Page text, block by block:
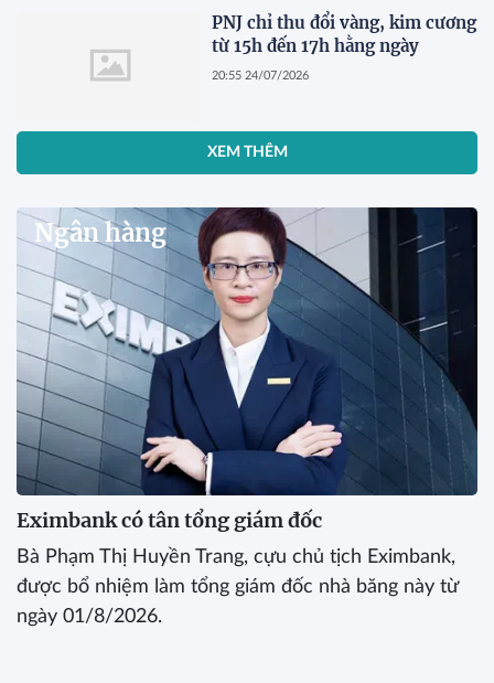
PNJ chỉ thu đổi vàng, kim cương
từ 15h đến 17h hằng ngày
20:55 24/07/2026
XEM THÊM
Ngân hàng
Eximbank có tân tổng giám đốc
Bà Phạm Thị Huyền Trang, cựu chủ tịch Eximbank,
được bổ nhiệm làm tổng giám đốc nhà băng này từ
ngày 01/8/2026.